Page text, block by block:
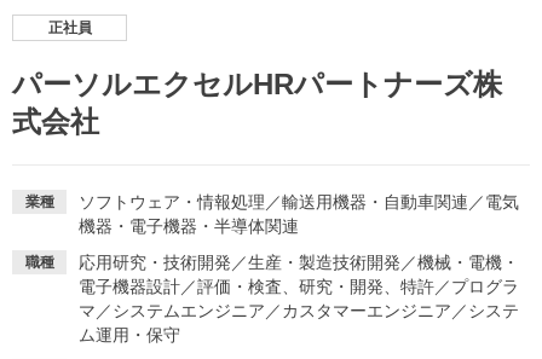
就活ノウハウ・サポート
正社員
パーソルエクセルHRパートナーズ株
式会社
業種 ソフトウェア・情報処理 ／輸送用機器・自動車関連 ／電気
機器・電子機器・半導体関連
職種 応用研究・技術開発 ／生産・製造技術開発 ／機械・電機・
電子機器設計／評価・検査、研究・開発、特許／プログラ
マ ／システムエンジニア ／カスタマーエンジニア ／システ
ム運用・保守